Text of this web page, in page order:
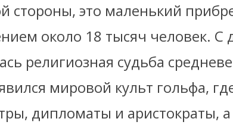
стороны, это маленький
около 18 тысяч человек. С
религиозная судьба
мировой культ гольфа,
дипломаты и аристократы, а